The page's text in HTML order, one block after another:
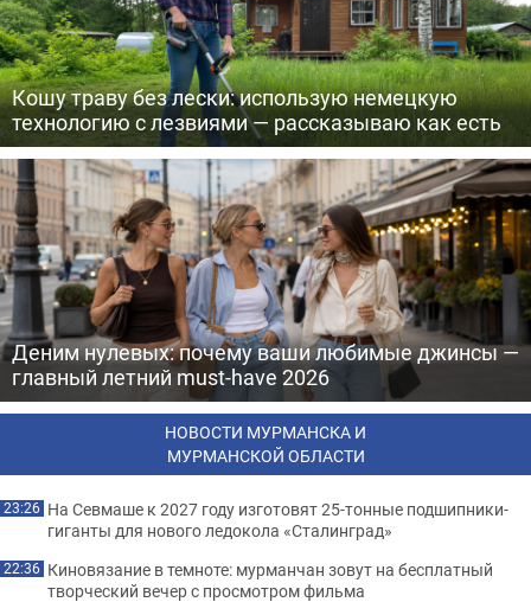
Кошу траву без лески: использую немецкую
технологию с лезвиями — рассказываю как есть
Деним нулевых: почему ваши любимые джинсы —
главный летний must-have 2026
НОВОСТИ МУРМАНСКА И
МУРМАНСКОЙ ОБЛАСТИ
23:26 На Севмаше к 2027 году изготовят 25-тонные подшипники-
гиганты для нового ледокола «Сталинград»
22:36 Киновязание в темноте: мурманчан зовут на бесплатный
творческий вечер с просмотром фильма